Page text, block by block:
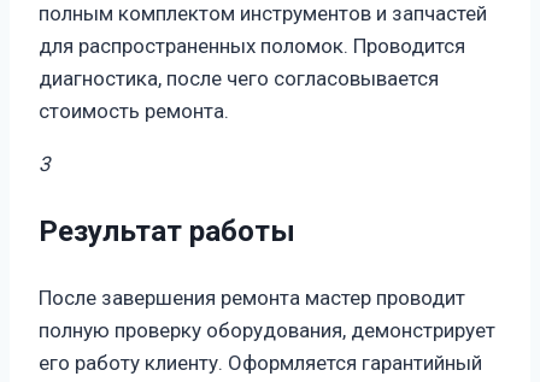
полным комплектом инструментов и запчастей
для распространенных поломок. Проводится
диагностика, после чего согласовывается
стоимость ремонта.
3
Результат работы
После завершения ремонта мастер проводит
полную проверку оборудования, демонстрирует
его работу клиенту. Оформляется гарантийный